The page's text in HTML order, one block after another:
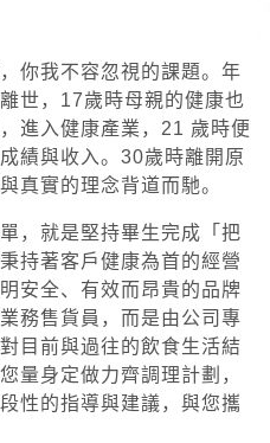
你我不容忽視的課題。年
世，17歲時母親的健康也
進入健康產業，21 歲時便
績與收入。30歲時離開原
真實的理念背道而馳。
，就是堅持畢生完成「把
持著客戶健康為首的經營
安全、有效而昂貴的品牌
務售貨員，而是由公司專
目前與過往的飲食生活結
量身定做力齊調理計劃，
性的指導與建議，與您攜